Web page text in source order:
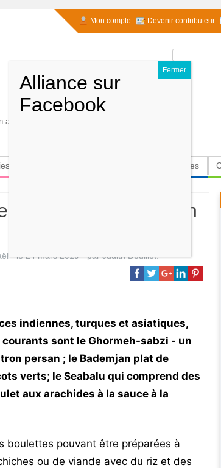
Mon compte Devenir contributeur
son handicap.. Pr Reouven
Rechercher :
Insolites
iranienne cachère en
- le24 mars 2019-parJudith Douillet.
indiennes, turques et asiatiques,
sont le Ghormeh-sabzi - un
persan ; le Bademjan plat de
verts; le Seabalu qui comprend des
aux arachides à la sauce à la
boulettes pouvant être préparées à
ou de viande avec du riz et des